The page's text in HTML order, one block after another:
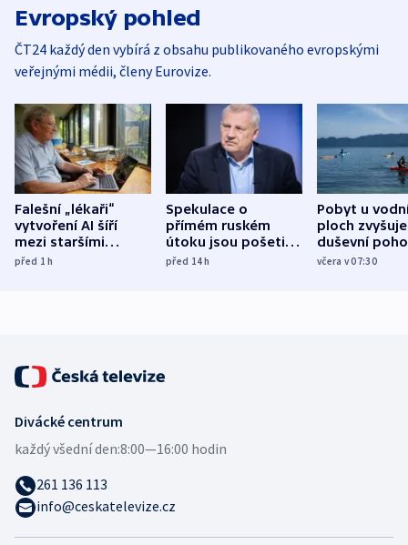
Evropský pohled
ČT24 každý den vybírá z obsahu publikovaného evropskými
veřejnými médii, členy Eurovize.
Falešní „lékaři“
vytvoření AI šíří
mezi staršími
Poláky nebezpečné
před 1h
Spekulace o
přímém ruském
útoku jsou pošetilé,
míní estonský
před 14h
Pobyt u
ploch zvyšuje
duševní
ukázala
včera v 07:30
Divácké centrum
každý všední den:8:00—16:00 hodin
261 136 113
info@ceskatelevize.cz